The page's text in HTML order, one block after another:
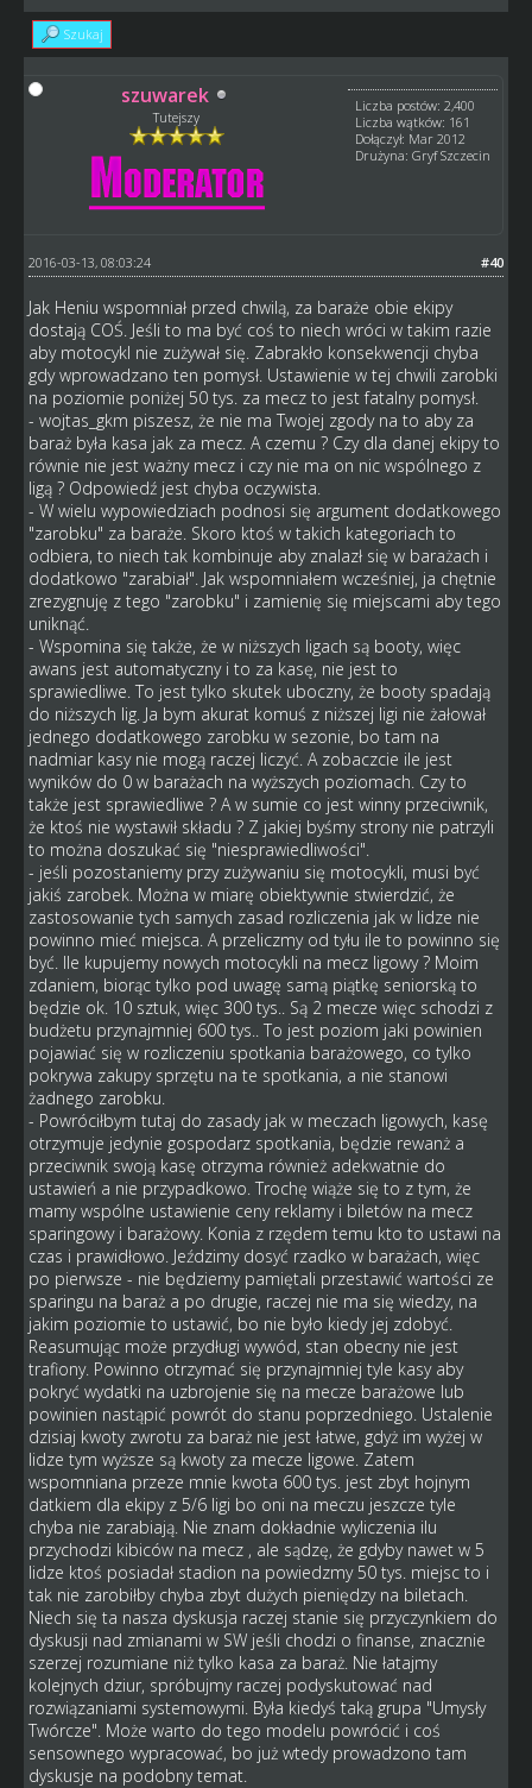
Szukaj
szuwarek
Tutejszy
Liczba postów: 2,400
Liczba wątków: 161
Dołączył: Mar 2012
Drużyna: Gryf Szczecin
#40
2016-03-13, 08:03:24
Jak Heniu wspomniał przed chwilą, za baraże obie ekipy
dostają COŚ. Jeśli to ma być coś to niech wróci w takim razie
aby motocykl nie zużywał się. Zabrakło konsekwencji chyba
gdy wprowadzano ten pomysł. Ustawienie w tej chwili zarobki
na poziomie poniżej 50 tys. za mecz to jest fatalny pomysł.
- wojtas_gkm piszesz, że nie ma Twojej zgody na to aby za
baraż była kasa jak za mecz. A czemu ? Czy dla danej ekipy to
równie nie jest ważny mecz i czy nie ma on nic wspólnego z
ligą ? Odpowiedź jest chyba oczywista.
- W wielu wypowiedziach podnosi się argument dodatkowego
"zarobku" za baraże. Skoro ktoś w takich kategoriach to
odbiera, to niech tak kombinuje aby znalazł się w barażach i
dodatkowo "zarabiał". Jak wspomniałem wcześniej, ja chętnie
zrezygnuję z tego "zarobku" i zamienię się miejscami aby tego
uniknąć.
- Wspomina się także, że w niższych ligach są booty, więc
awans jest automatyczny i to za kasę, nie jest to
sprawiedliwe. To jest tylko skutek uboczny, że booty spadają
do niższych lig. Ja bym akurat komuś z niższej ligi nie żałował
jednego dodatkowego zarobku w sezonie, bo tam na
nadmiar kasy nie mogą raczej liczyć. A zobaczcie ile jest
wyników do 0 w barażach na wyższych poziomach. Czy to
także jest sprawiedliwe ? A w sumie co jest winny przeciwnik,
że ktoś nie wystawił składu ? Z jakiej byśmy strony nie patrzyli
to można doszukać się "niesprawiedliwości".
- jeśli pozostaniemy przy zużywaniu się motocykli, musi być
jakiś zarobek. Można w miarę obiektywnie stwierdzić, że
zastosowanie tych samych zasad rozliczenia jak w lidze nie
powinno mieć miejsca. A przeliczmy od tyłu ile to powinno się
być. Ile kupujemy nowych motocykli na mecz ligowy ? Moim
zdaniem, biorąc tylko pod uwagę samą piątkę seniorską to
będzie ok. 10 sztuk, więc 300 tys.. Są 2 mecze więc schodzi z
budżetu przynajmniej 600 tys.. To jest poziom jaki powinien
pojawiać się w rozliczeniu spotkania barażowego, co tylko
pokrywa zakupy sprzętu na te spotkania, a nie stanowi
żadnego zarobku.
- Powróciłbym tutaj do zasady jak w meczach ligowych, kasę
otrzymuje jedynie gospodarz spotkania, będzie rewanż a
przeciwnik swoją kasę otrzyma również adekwatnie do
ustawień a nie przypadkowo. Trochę wiąże się to z tym, że
mamy wspólne ustawienie ceny reklamy i biletów na mecz
sparingowy i barażowy. Konia z rzędem temu kto to ustawi na
czas i prawidłowo. Jeździmy dosyć rzadko w barażach, więc
po pierwsze - nie będziemy pamiętali przestawić wartości ze
sparingu na baraż a po drugie, raczej nie ma się wiedzy, na
jakim poziomie to ustawić, bo nie było kiedy jej zdobyć.
Reasumując może przydługi wywód, stan obecny nie jest
trafiony. Powinno otrzymać się przynajmniej tyle kasy aby
pokryć wydatki na uzbrojenie się na mecze barażowe lub
powinien nastąpić powrót do stanu poprzedniego. Ustalenie
dzisiaj kwoty zwrotu za baraż nie jest łatwe, gdyż im wyżej w
lidze tym wyższe są kwoty za mecze ligowe. Zatem
wspomniana przeze mnie kwota 600 tys. jest zbyt hojnym
datkiem dla ekipy z 5/6 ligi bo oni na meczu jeszcze tyle
chyba nie zarabiają. Nie znam dokładnie wyliczenia ilu
przychodzi kibiców na mecz , ale sądzę, że gdyby nawet w 5
lidze ktoś posiadał stadion na powiedzmy 50 tys. miejsc to i
tak nie zarobiłby chyba zbyt dużych pieniędzy na biletach.
Niech się ta nasza dyskusja raczej stanie się przyczynkiem do
dyskusji nad zmianami w SW jeśli chodzi o finanse, znacznie
szerzej rozumiane niż tylko kasa za baraż. Nie łatajmy
kolejnych dziur, spróbujmy raczej podyskutować nad
rozwiązaniami systemowymi. Była kiedyś taką grupa "Umysły
Twórcze". Może warto do tego modelu powrócić i coś
sensownego wypracować, bo już wtedy prowadzono tam
dyskusje na podobny temat.